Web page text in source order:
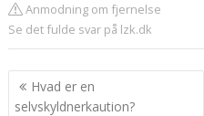
Anmodning om fjernelse
Se det fulde svar på lzk.dk
Indlægsnavigation
Hvad er en
selvskyldnerkaution?